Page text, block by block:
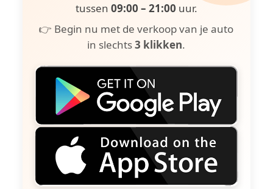
tussen 09:00 – 21:00 uur.
👉 Begin nu met de verkoop van je auto
in slechts3 klikken.